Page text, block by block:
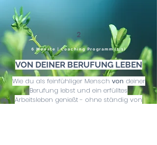
2
6 Monate | Coaching Programm (1:1)
VON DEINER BERUFUNG LEBEN
Wie du als feinfühliger Mensch von deiner
Berufung lebst und ein erfülltes
Arbeitsleben genießt - ohne ständig von